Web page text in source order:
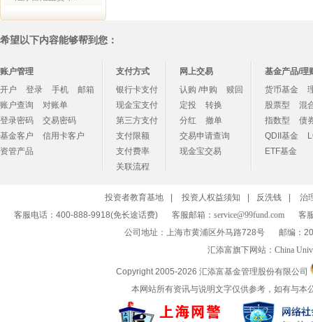
希望以下内容能够帮到您：
账户管理
开户
登录 手机
邮箱
账户查询
对账单
登录密码
交易密码
基金客户
信用卡客户
资管产品
支付方式
银行卡支付
现金宝支付
第三方支付
支付限额
支付费率
关联流程
网上交易
认购 /申购
赎回
定投
转换
分红
撤单
交易申请查询
现金宝交易
基金产品/理
货币基金
股票型
混
指数型
债
QDII基金
ETF基金
投资者教育基地 投资人权益须知 反洗钱
治
客服电话：400-888-9918(免长途话费)
客服邮箱： service@99fund.com
客
公司地址：上海市黄浦区外马路728号
邮编：
汇添富旗下网站： China
Copyright 2005-2026 汇添富基金管理股份有限公司
本网站所有资讯与说明文字仅供参考，如有与本